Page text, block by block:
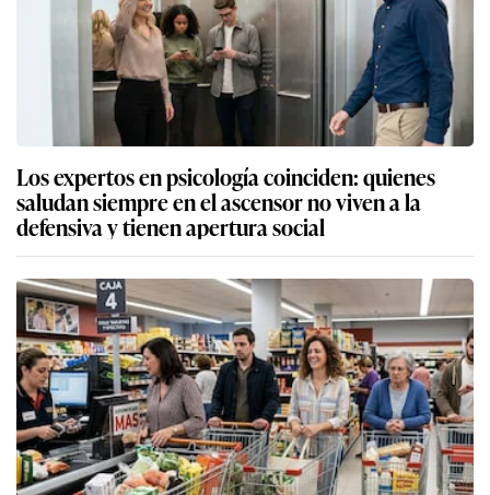
Los expertos en psicología coinciden: quienes
saludan siempre en el ascensor no viven a la
defensiva y tienen apertura social